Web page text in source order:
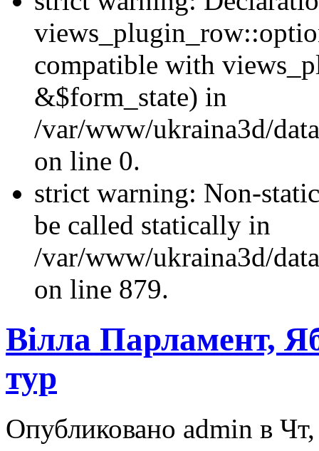
compatible with
&$form_state) in
/var/www/ukraina3d/
on line 0.
strict warning: Non-
be called statically in
/var/www/ukraina3d/
on line 879.
Вілла Парламент,
тур
Опубликовано admin в